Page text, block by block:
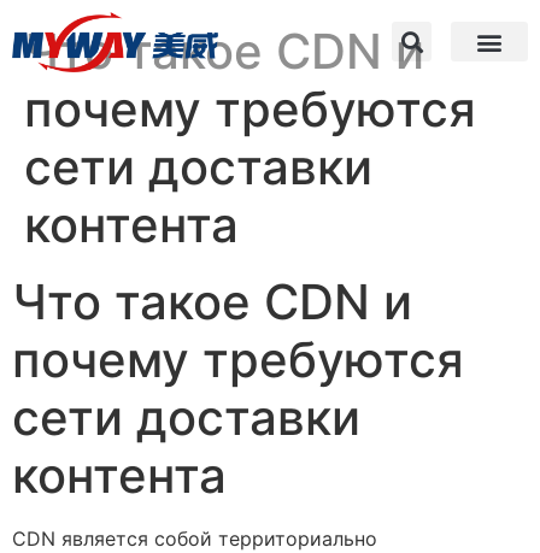
Что такое CDN и
почему требуются
сети доставки
контента
Что такое CDN и
почему требуются
сети доставки
контента
CDN является собой территориально